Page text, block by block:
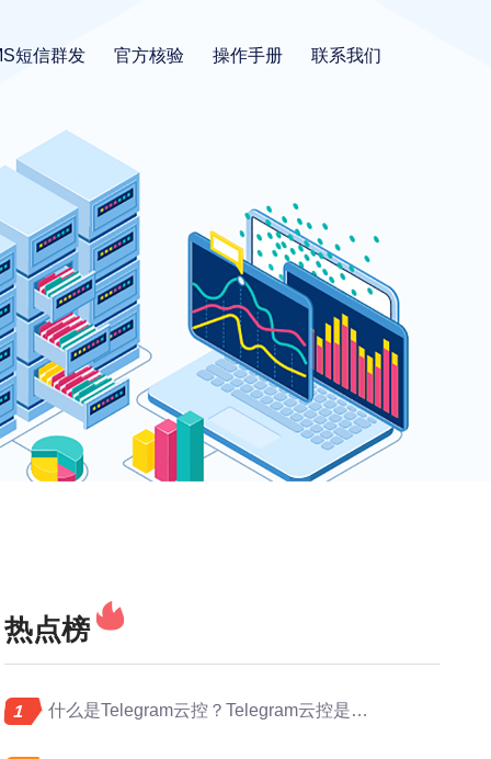
短信群发 官方核验 操作手册 联系我们
热点榜
什么是Telegram云控？Telegram云控是做什么的？